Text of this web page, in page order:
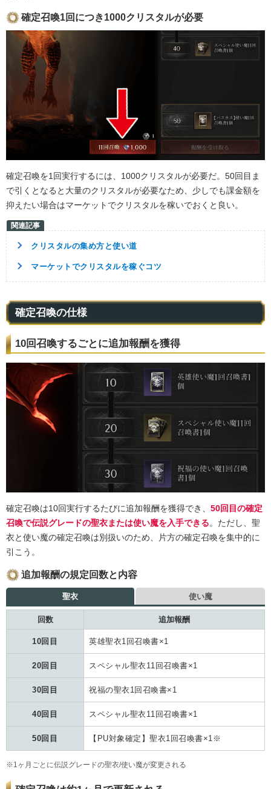
確定召喚1回につき1000クリスタルが必要
確定召喚を1回実行するには、1000クリスタルが必要だ。50回目ま
で引くとなると大量のクリスタルが必要なため、少しでも課金額を
抑えたい場合はマーケットでクリスタルを稼いでおくと良い。
クリスタルの集め方と使い道
マーケットでクリスタルを稼ぐコツ
確定召喚の仕様
10回召喚するごとに追加報酬を獲得
確定召喚は10回実行するたびに追加報酬を獲得でき、 50回目の確定
召喚で伝説グレードの聖衣または使い魔を入手できる。ただし、聖
衣と使い魔の確定召喚は別扱いのため、片方の確定召喚を集中的に
引こう。
追加報酬の規定回数と内容
聖衣 使い魔
回数 追加報酬
10回目 英雄聖衣1回召喚書×1
20回目 スペシャル聖衣11回召喚書×1
30回目 祝福の聖衣1回召喚書×1
40回目 スペシャル聖衣11回召喚書×1
50回目 【PU対象確定】聖衣1回召喚書×1※
※1ヶ月ごとに伝説グレードの聖衣/使い魔が変更される